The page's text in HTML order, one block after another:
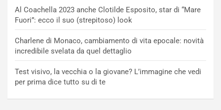
Al Coachella 2023 anche Clotilde Esposito, star di “Mare
Fuori”: ecco il suo (strepitoso) look
Charlene di Monaco, cambiamento di vita epocale: novità
incredibile svelata da quel dettaglio
Test visivo, la vecchia o la giovane? L’immagine che vedi
per prima dice tutto su di te